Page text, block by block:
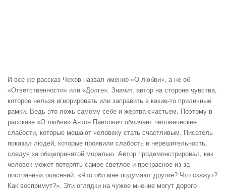
И все же рассказ Чехов назвал именно «О любви», а не об
«Ответственности» или «Долге». Значит, автор на стороне чувства,
которое нельзя игнорировать или заправить в какие-то приличные
рамки. Ведь это ложь самому себе и жертва счастьем. Поэтому в
рассказе «О любви» Антон Павлович обличает человеческие
слабости, которые мешают человеку стать счастливым. Писатель
показал людей, которые проявили слабость и нерешительность,
следуя за общепринятой моралью. Автор продемонстрировал, как
человек может потерять самое светлое и прекрасное из-за
постоянных опасений: «Что обо мне подумают другие? Что скажут?
Как воспримут?». Эти оглядки на чужое мнение могут дорого